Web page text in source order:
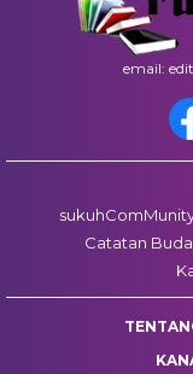
email:
Catatan